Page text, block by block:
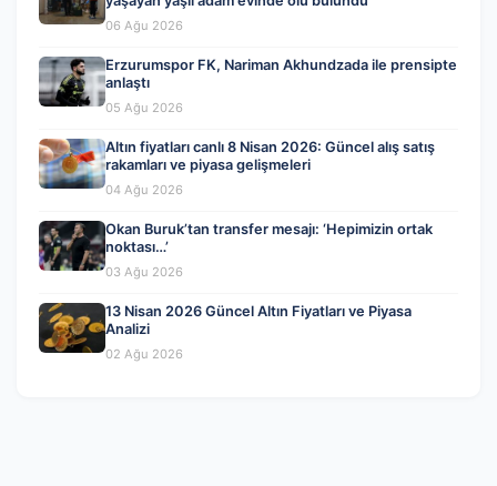
06 Ağu 2026
Erzurumspor FK, Nariman Akhundzada ile prensipte
anlaştı
05 Ağu 2026
Altın fiyatları canlı 8 Nisan 2026: Güncel alış satış
rakamları ve piyasa gelişmeleri
04 Ağu 2026
Okan Buruk’tan transfer mesajı: ‘Hepimizin ortak
noktası…’
03 Ağu 2026
13 Nisan 2026 Güncel Altın Fiyatları ve Piyasa
Analizi
02 Ağu 2026